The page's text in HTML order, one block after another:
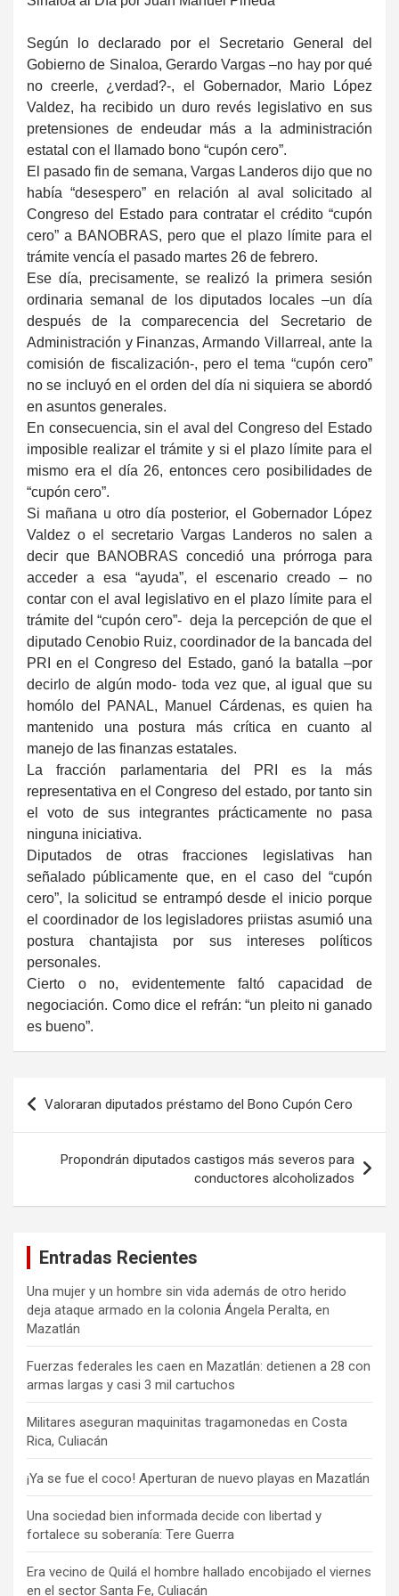
Según lo declarado por el Secretario General del
Gobierno de Sinaloa, Gerardo Vargas –no hay por qué
no creerle, ¿verdad?-, el Gobernador, Mario López
Valdez, ha recibido un duro revés legislativo en sus
pretensiones de endeudar más a la administración
estatal con el llamado bono “cupón cero”.
El pasado fin de semana, Vargas Landeros dijo que no
había “desespero” en relación al aval solicitado al
Congreso del Estado para contratar el crédito “cupón
cero” a BANOBRAS, pero que el plazo límite para el
trámite vencía el pasado martes 26 de febrero.
Ese día, precisamente, se realizó la primera sesión
ordinaria semanal de los diputados locales –un día
después de la comparecencia del Secretario de
Administración y Finanzas, Armando Villarreal, ante la
comisión de fiscalización-, pero el tema “cupón cero”
no se incluyó en el orden del día ni siquiera se abordó
en asuntos generales.
En consecuencia, sin el aval del Congreso del Estado
imposible realizar el trámite y si el plazo límite para el
mismo era el día 26, entonces cero posibilidades de
“cupón cero”.
Si mañana u otro día posterior, el Gobernador López
Valdez o el secretario Vargas Landeros no salen a
decir que BANOBRAS concedió una prórroga para
acceder a esa “ayuda”, el escenario creado – no
contar con el aval legislativo en el plazo límite para el
trámite del “cupón cero”- deja la percepción de que el
diputado Cenobio Ruiz, coordinador de la bancada del
PRI en el Congreso del Estado, ganó la batalla –por
decirlo de algún modo- toda vez que, al igual que su
homólo del PANAL, Manuel Cárdenas, es quien ha
mantenido una postura más crítica en cuanto al
manejo de las finanzas estatales.
La fracción parlamentaria del PRI es la más
representativa en el Congreso del estado, por tanto sin
el voto de sus integrantes prácticamente no pasa
ninguna iniciativa.
Diputados de otras fracciones legislativas han
señalado públicamente que, en el caso del “cupón
cero”, la solicitud se entrampó desde el inicio porque
el coordinador de los legisladores priistas asumió una
postura chantajista por sus intereses políticos
personales.
Cierto o no, evidentemente faltó capacidad de
negociación. Como dice el refrán: “un pleito ni ganado
es bueno”.
Navegación
de
entradas
Valoraran diputados préstamo del Bono Cupón Cero
Propondrán diputados castigos más severos para
conductores alcoholizados
Entradas Recientes
Una mujer y un hombre sin vida además de otro herido
deja ataque armado en la colonia Ángela Peralta, en
Mazatlán
Fuerzas federales les caen en Mazatlán: detienen a 28 con
armas largas y casi 3 mil cartuchos
Militares aseguran maquinitas tragamonedas en Costa
Rica, Culiacán
¡Ya se fue el coco! Aperturan de nuevo playas en Mazatlán
Una sociedad bien informada decide con libertad y
fortalece su soberanía: Tere Guerra
Era vecino de Quilá el hombre hallado encobijado el viernes
en el sector Santa Fe, Culiacán